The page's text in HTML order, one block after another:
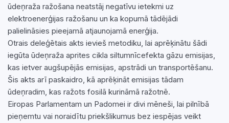
ūdeņraža ražošana neatstāj negatīvu ietekmi uz
elektroenerģijas ražošanu un ka kopumā tādējādi
palielināsies pieejamā atjaunojamā enerģija.
Otrais deleģētais akts ievieš metodiku, lai aprēķinātu šādi
iegūta ūdeņraža aprites cikla siltumnīcefekta gāzu emisijas,
kas ietver augšupējās emisijas, apstrādi un transportēšanu.
Šis akts arī paskaidro, kā aprēķināt emisijas tādam
ūdeņradim, kas ražots fosilā kurināmā ražotnē.
Eiropas Parlamentam un Padomei ir divi mēneši, lai pilnībā
pieņemtu vai noraidītu priekšlikumus bez iespējas veikt